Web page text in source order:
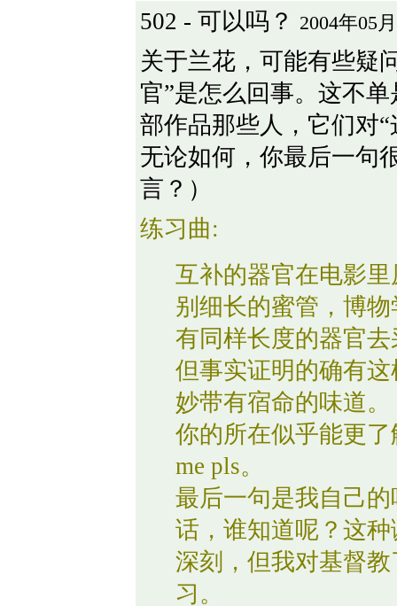
502 - 可以吗？ 2004年05
关于兰花，可能有些疑
官”是怎么回事。这不
部作品那些人，它们对
无论如何，你最后一句
言？）
练习曲:
互补的器官在电影
别细长的蜜管，博
有同样长度的器官
但事实证明的确有
妙带有宿命的味道。
你的所在似乎能更
me pls。
最后一句是我自己
话，谁知道呢？这
深刻，但我对基督
习。